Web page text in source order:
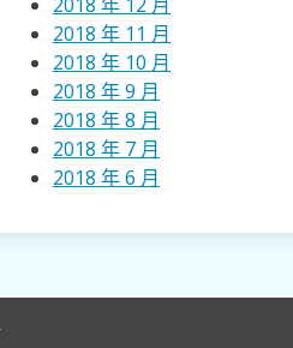
2018 年 11 月
2018 年 10 月
2018 年 9 月
2018 年 8 月
2018 年 7 月
2018 年 6 月